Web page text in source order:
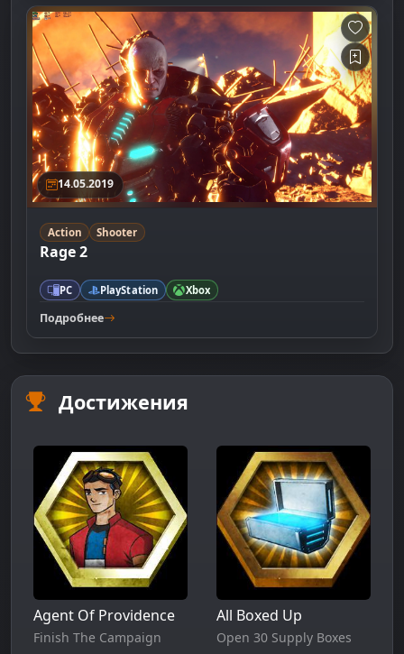
14.05.2019
Action Shooter
Rage 2
PC PlayStation Xbox
Подробнее
Достижения
Agent Of Providence
Finish The Campaign
All Boxed Up
Open 30 Supply Boxes